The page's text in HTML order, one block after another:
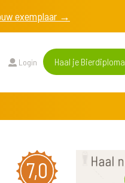
exemplaar →
Login Haal je Bierdiploma
7,0